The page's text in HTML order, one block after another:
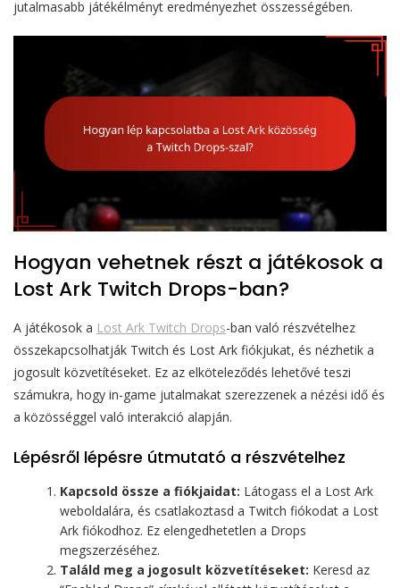
jutalmasabb játékélményt eredményezhet összességében.
Hogyan vehetnek részt a játékosok a
Lost Ark Twitch Drops-ban?
A játékosok a Lost Ark Twitch Drops-ban való részvételhez
összekapcsolhatják Twitch és Lost Ark fiókjukat, és nézhetik a
jogosult közvetítéseket. Ez az elköteleződés lehetővé teszi
számukra, hogy in-game jutalmakat szerezzenek a nézési idő és
a közösséggel való interakció alapján.
Lépésről lépésre útmutató a részvételhez
Kapcsold össze a fiókjaidat: Látogass el a Lost Ark
weboldalára, és csatlakoztasd a Twitch fiókodat a Lost
Ark fiókodhoz. Ez elengedhetetlen a Drops
megszerzéséhez.
Találd meg a jogosult közvetítéseket: Keresd az